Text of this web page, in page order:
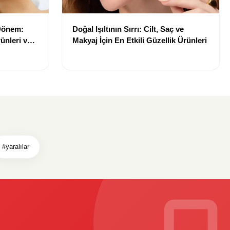
ve
Doğal Işıltının Sırrı: Cilt, Saç ve
Makyaj İçin En Etkili Güzellik Ürünleri
#yaralılar